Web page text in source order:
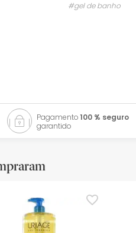
#gel de banho
Pagamento100 % seguro
garantido